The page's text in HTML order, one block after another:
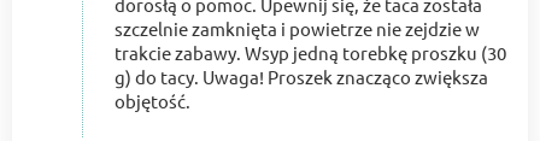
dorosłą o pomoc. Upewnij się, że taca została
szczelnie zamknięta i powietrze nie zejdzie w
trakcie zabawy. Wsyp jedną torebkę proszku (30
g) do tacy. Uwaga! Proszek znacząco zwiększa
objętość.